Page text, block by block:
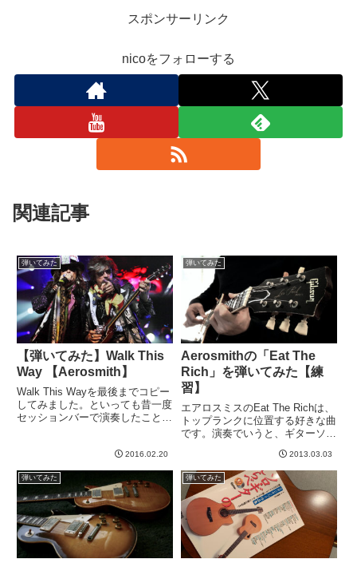
スポンサーリンク
nicoをフォローする
関連記事
弾いてみた
【弾いてみた】Walk This
Way 【Aerosmith】
Walk This Wayを最後までコピー
してみました。といっても昔一度
セッションバーで演奏したことが
したが、今回は一応タブ通り最後
までいけました。最後のソロの入
りのフレーズと、な...
2016.02.20
弾いてみた
Aerosmithの「Eat The
Rich」を弾いてみた【練
習】
エアロスミスのEat The Richは、
トップランクに位置する好きな曲
です。演奏でいうと、ギターソロ
を始めたばかりの頃、挑戦して挫
折した経験ありますwバッキング
は初心者でもなんとか弾けたので
すが、ソロは全然だ...
2013.03.03
弾いてみた 弾いてみた